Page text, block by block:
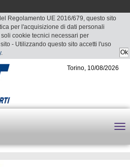
Regolamento UE 2016/679, questo sito
per l'acquisizione di dati personali
cookie tecnici necessari per
- Utilizzando questo sito accetti l'uso
.
Torino, 10/08/2026